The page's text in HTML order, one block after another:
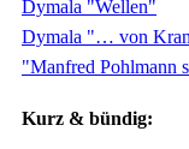
Dymala "Wellen"
Dymala "… von
"Manfred Pohlmann
Kurz & bündig: